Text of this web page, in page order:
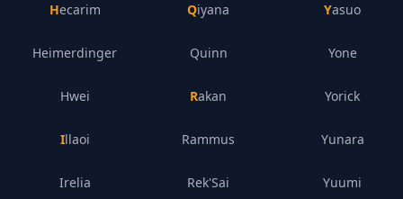
Hecarim
Heimerdinger
Hwei
Illaoi
Irelia
Qiyana
Quinn
Rakan
Rammus
Rek'Sai
Yasuo
Yone
Yorick
Yunara
Yuumi